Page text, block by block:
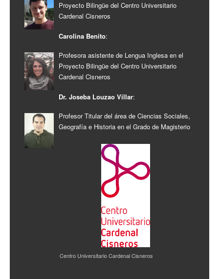
Proyecto Bilingüe del Centro Universitario
Cardenal Cisneros
Carolina Benito:
Profesora asistente de Lengua Inglesa en el
Proyecto Bilingüe del Centro Universitario
Cardenal Cisneros
Dr. Joseba Louzao Villar:
Profesor Titular del área de Ciencias Sociales,
Geografía e Historia en el Grado de Magisterio
Centro Universitario Cardenal Cisneros